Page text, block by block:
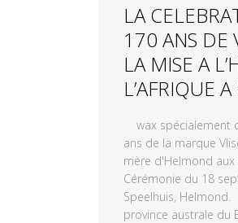
LA
170 ANS DE
LA MISE A
L’AFRIQUE
wax spécialement
ans de la marque
mère d'Helmond aux
Cérémonie du 18
Speelhuis,
province australe du